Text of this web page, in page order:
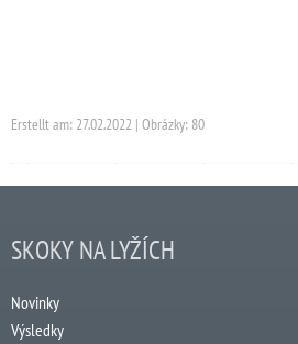
Erstellt am: 27.02.2022 | Obrázky: 80
SKOKY NA LYŽÍCH
Novinky
Výsledky